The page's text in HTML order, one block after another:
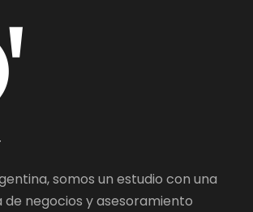
somos un estudio con una
negocios y asesoramiento